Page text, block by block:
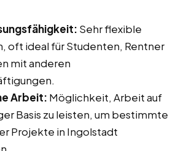
Sehr flexible
oft ideal für Studenten, Rentner
mit anderen
Arbeit: Möglichkeit, Arbeit auf
Basis zu leisten, um bestimmte
Projekte in Ingolstadt